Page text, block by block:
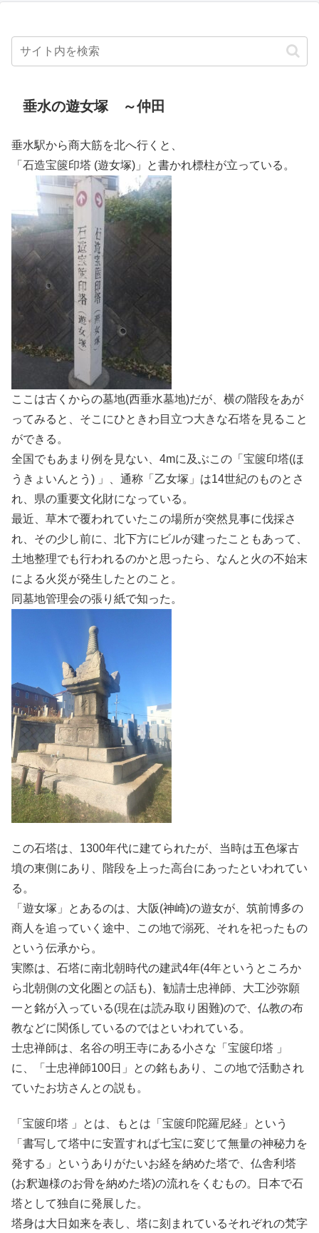
垂水の遊女塚 ～仲田
垂水駅から商大筋を北へ行くと、
「石造宝篋印塔 (遊女塚)」と書かれ標柱が立っている。
ここは古くからの墓地(西垂水墓地)だが、横の階段をあが
ってみると、そこにひときわ目立つ大きな石塔を見ること
ができる。
全国でもあまり例を見ない、4mに及ぶこの「宝篋印塔(ほ
うきょいんとう) 」、通称「乙女塚」は14世紀のものとさ
れ、県の重要文化財になっている。
最近、草木で覆われていたこの場所が突然見事に伐採さ
れ、その少し前に、北下方にビルが建ったこともあって、
土地整理でも行われるのかと思ったら、なんと火の不始末
による火災が発生したとのこと。
同墓地管理会の張り紙で知った。
この石塔は、1300年代に建てられたが、当時は五色塚古
墳の東側にあり、階段を上った高台にあったといわれてい
る。
「遊女塚」とあるのは、大阪(神崎)の遊女が、筑前博多の
商人を追っていく途中、この地で溺死、それを祀ったもの
という伝承から。
実際は、石塔に南北朝時代の建武4年(4年というところか
ら北朝側の文化圏との話も)、勧請士忠禅師、大工沙弥願
一と銘が入っている(現在は読み取り困難)ので、仏教の布
教などに関係しているのではといわれている。
士忠禅師は、名谷の明王寺にある小さな「宝篋印塔 」
に、「士忠禅師100日」との銘もあり、この地で活動され
ていたお坊さんとの説も。
「宝篋印塔 」とは、もとは「宝篋印陀羅尼経」という
「書写して塔中に安置すれば七宝に変じて無量の神秘力を
発する」というありがたいお経を納めた塔で、仏舎利塔
(お釈迦様のお骨を納めた塔)の流れをくむもの。日本で石
塔として独自に発展した。
塔身は大日如来を表し、塔に刻まれているそれぞれの梵字